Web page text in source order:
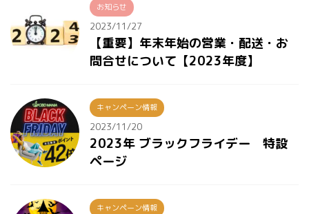
お知らせ
2023/11/27
【重要】年末年始の営業・配送・お
問合せについて【2023年度】
キャンペーン情報
2023/11/20
2023年 ブラックフライデー 特設
ページ
キャンペーン情報